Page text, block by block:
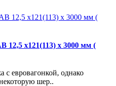
12,5 х121(113) х 3000 мм (
евровагонкой, однако
шер..